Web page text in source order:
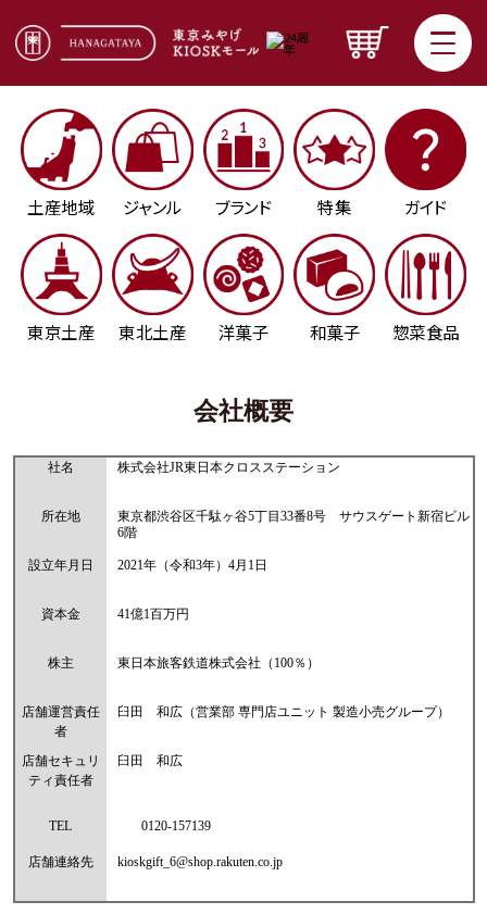
土産地域 ジャンル ブランド 特集 ガイド
東京土産 東北土産 洋菓子 和菓子 惣菜食品
会社概要
社名 株式会社JR東日本クロスステーション
所在地
東京都渋谷区千駄ヶ谷5丁目33番8号 サウスゲート新宿ビル
6階
設立年月日 2021年（令和3年）4月1日
資本金 41億1百万円
株主 東日本旅客鉄道株式会社（100％）
店舗運営責任
者
臼田 和広（営業部 専門店ユニット 製造小売グループ）
店舗セキュリ
ティ責任者
臼田 和広
TEL 0120-157139
店舗連絡先 kioskgift_6@shop.rakuten.co.jp